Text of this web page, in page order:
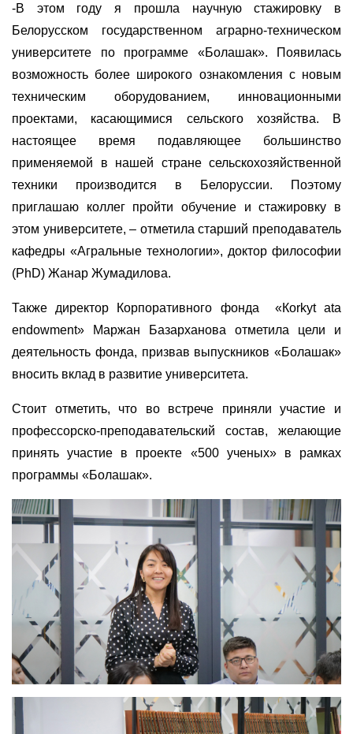
-В этом году я прошла научную стажировку в
Белорусском государственном аграрно-техническом
университете по программе «Болашак». Появилась
возможность более широкого ознакомления с новым
техническим оборудованием, инновационными
проектами, касающимися сельского хозяйства. В
настоящее время подавляющее большинство
применяемой в нашей стране сельскохозяйственной
техники производится в Белоруссии. Поэтому
приглашаю коллег пройти обучение и стажировку в
этом университете, – отметила старший преподаватель
кафедры «Агральные технологии», доктор философии
(PhD) Жанар Жумадилова.
Также директор Корпоративного фонда «Кorkyt ata
endowment» Маржан Базарханова отметила цели и
деятельность фонда, призвав выпускников «Болашак»
вносить вклад в развитие университета.
Стоит отметить, что во встрече приняли участие и
профессорско-преподавательский состав, желающие
принять участие в проекте «500 ученых» в рамках
программы «Болашак».